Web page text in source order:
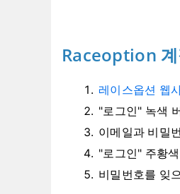
Raceoption 계
레이스옵션 웹
"로그인" 녹색
이메일과 비밀
"로그인" 주황
비밀번호를 잊